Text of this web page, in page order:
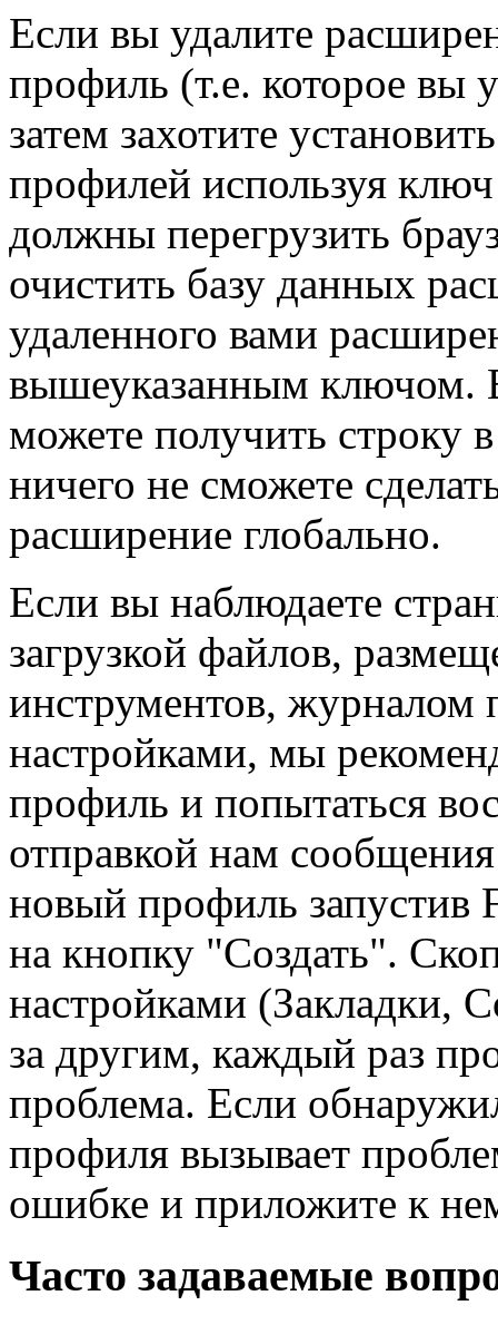
Если вы удалите
профиль (т.е. которое вы
затем захотите
профилей используя
должны перегрузить
очистить базу данных
удаленного вами
вышеуказанным ключом.
можете получить строку
ничего не сможете
расширение глобально.
Если вы наблюдаете
загрузкой файлов,
инструментов,
настройками, мы
профиль и попытаться
отправкой нам
новый профиль запустив
на кнопку "Создать".
настройками (Закладки,
за другим, каждый раз
проблема. Если
профиля вызывает
ошибке и приложите к
Часто задаваемые